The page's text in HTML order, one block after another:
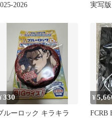
2026
実写
330
ルーロック キラキラ
¥
FCRB